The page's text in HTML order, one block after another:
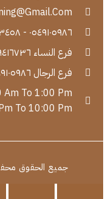
٠٥٤٩١٠٥٩٨٦ - ٠٥٠٢١٥٣٤٥٨
فرع النساء ٠٥٠٩٤١٦٧٣٦
فرع الرجال ٠٥٤٩١٠٥٩٨٦
To 1:00 Pm
To 10:00 Pm
جميع الحقوق